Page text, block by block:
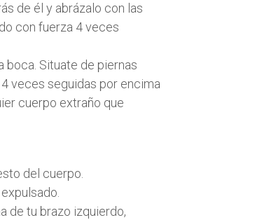
de él y abrázalo con las
con fuerza 4 veces
boca. Situate de piernas
veces seguidas por encima
cuerpo extraño que
del cuerpo.
de tu brazo izquierdo,